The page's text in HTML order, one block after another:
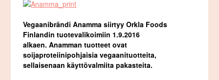
Vegaanibrändi Anamma siirtyy Orkla Foods
Finlandin tuotevalikoimiin 1.9.2016
alkaen.Anamman tuotteet ovat
soijaproteiinipohjaisia vegaanituotteita,
sellaisenaan käyttövalmiita pakasteita.